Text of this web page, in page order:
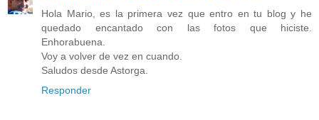
Hola Mario, es la primera vez que entro en tu blog y he
quedado encantado con las fotos que hiciste.
Enhorabuena.
Voy a volver de vez en cuando.
Saludos desde Astorga.
Responder